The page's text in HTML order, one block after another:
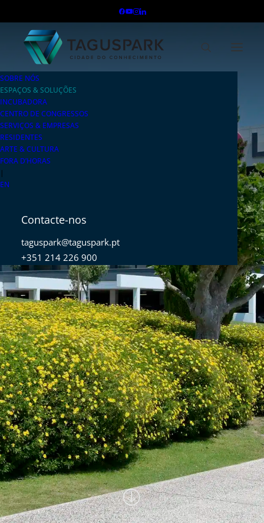
SOBRE NÓS
ESPAÇOS & SOLUÇÕES
INCUBADORA
CENTRO DE CONGRESSOS
SERVIÇOS & EMPRESAS
RESIDENTES
ARTE & CULTURA
FORA D’HORAS
|
EN
Contacte-nos
taguspark@taguspark.pt
+351 214 226 900